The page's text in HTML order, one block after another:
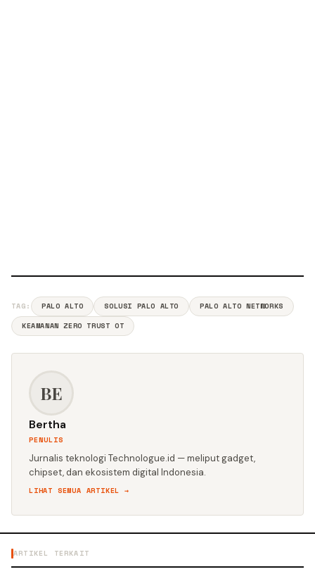
TAG: PALO ALTO SOLUSI PALO ALTO
PALO ALTO NETWORKS
KEAMANAN ZERO TRUST OT
BE
Bertha
PENULIS
Jurnalis teknologi Technologue.id — meliput gadget,
chipset, dan ekosistem digital Indonesia.
LIHAT SEMUA ARTIKEL →
ARTIKEL TERKAIT